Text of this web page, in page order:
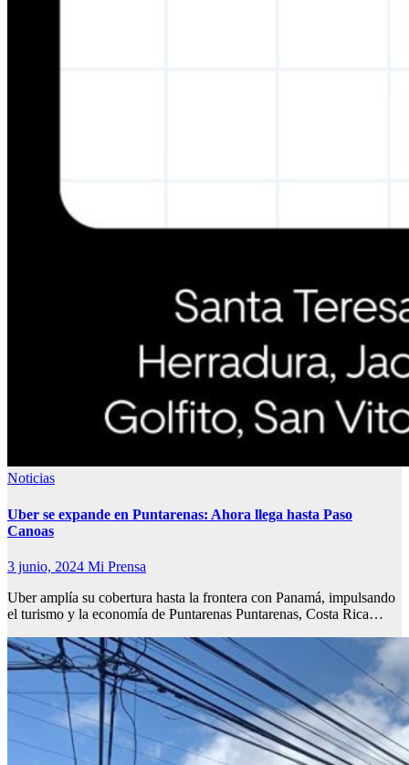
Noticias
Uber se expande en Puntarenas: Ahora llega hasta Paso
Canoas
3 junio, 2024 Mi Prensa
Uber amplía su cobertura hasta la frontera con Panamá, impulsando
el turismo y la economía de Puntarenas Puntarenas, Costa Rica…